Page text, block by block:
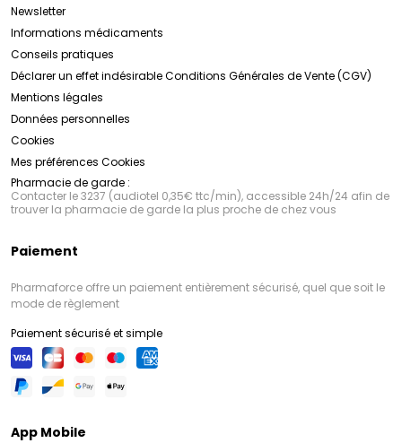
Newsletter
Informations médicaments
Conseils pratiques
Déclarer un effet indésirableConditions Générales de Vente (CGV)
Mentions légales
Données personnelles
Cookies
Mes préférences Cookies
Pharmacie de garde :
Contacter le 3237 (audiotel 0,35€ ttc/min), accessible 24h/24 afin de
trouver la pharmacie de garde la plus proche de chez vous
Paiement
Pharmaforce offre un paiement entièrement sécurisé, quel que soit le
mode de règlement
Paiement sécurisé et simple
App Mobile